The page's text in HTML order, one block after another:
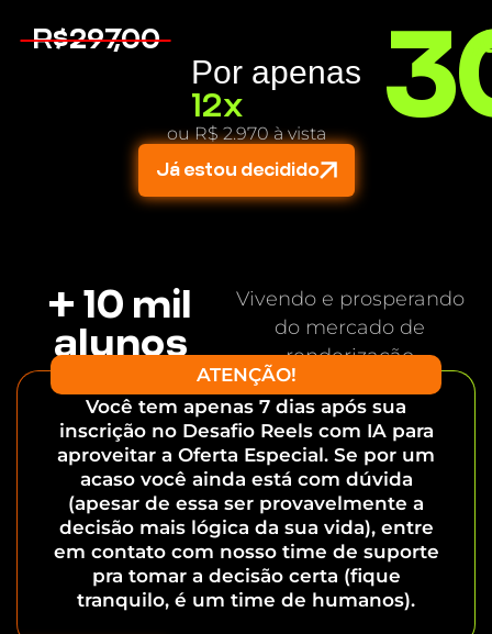
R$297,00
Por apenas
12x
ou R$ 2.970 à vista
Já estou decidido
+ 10 mil
alunos
Vivendo e prosperando
do mercado de
renderização
ATENÇÃO!
Você tem apenas 7 dias após sua
inscrição no Desafio Reels com IA para
aproveitar a Oferta Especial. Se por um
acaso você ainda está com dúvida
(apesar de essa ser provavelmente a
decisão mais lógica da sua vida), entre
em contato com nosso time de suporte
pra tomar a decisão certa (fique
tranquilo, é um time de humanos).